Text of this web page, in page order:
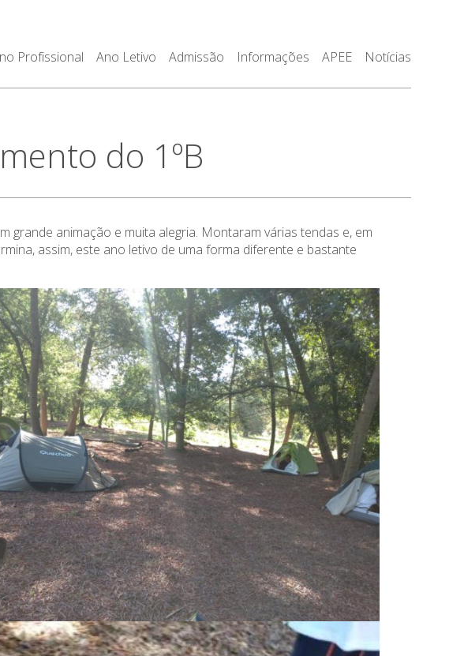
Profissional Ano Letivo Admissão Informações APEE Notícias
do 1ºB
grande animação e muita alegria. Montaram várias tendas e, em
assim, este ano letivo de uma forma diferente e bastante